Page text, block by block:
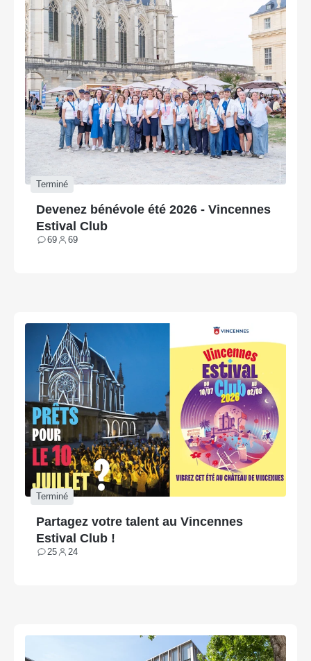
Terminé
Devenez bénévole été 2026 - Vincennes
Estival Club
69
Contributions
69
Participants
Terminé
Partagez votre talent au Vincennes
Estival Club !
25
Contributions
24
Participants